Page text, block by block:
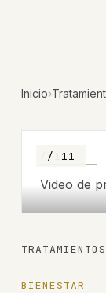
Inicio›
/ 11
Video de
/ 11
TRATAMIENTOS
BIENESTAR